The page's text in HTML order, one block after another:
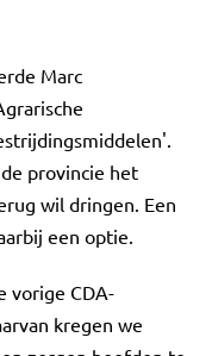
Marc
provincie het
wil dringen. Een
een optie.
vorige CDA-
kregen we